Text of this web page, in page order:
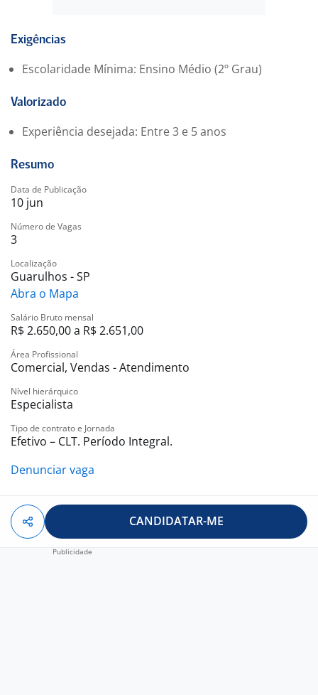
Oferecemos um salário competitivo
Você terá acesso a benefícios da empresa
Ambiente de trabalho colaborativo e dinâmico
Benefícios:
-. Assistência medica
-. vale refeição
-. Assistência odontológica
-. bonificação 500,00
-. hora extra
-. gympass
Exigências
Escolaridade Mínima: Ensino Médio (2º Grau)
Valorizado
Experiência desejada: Entre 3 e 5 anos
Resumo
Data de Publicação
10 jun
Número de Vagas
3
Localização
Guarulhos - SP
Abra o Mapa
Salário Bruto mensal
R$ 2.650,00 a R$ 2.651,00
Área Profissional
Comercial, Vendas - Atendimento
Nível hierárquico
Especialista
Tipo de contrato e Jornada
Efetivo – CLT. Período Integral.
Denunciar vaga
CANDIDATAR-ME